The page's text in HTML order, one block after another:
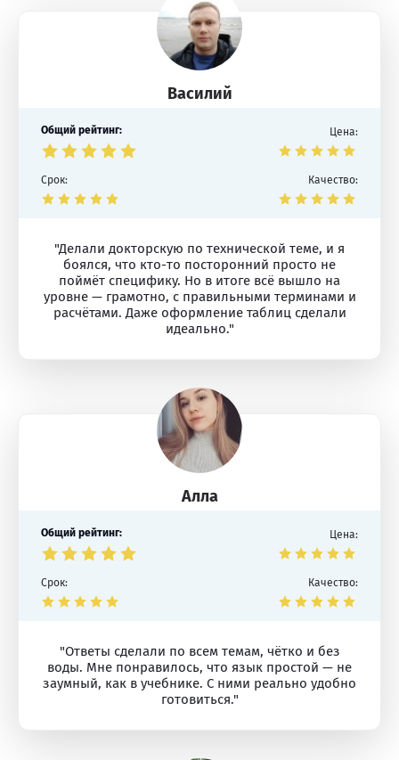
Василий
Общий рейтинг: Цена:
Срок: Качество:
"Делали докторскую по технической теме, и я
боялся, что кто-то посторонний просто не
поймёт специфику. Но в итоге всё вышло на
уровне — грамотно, с правильными терминами и
расчётами. Даже оформление таблиц сделали
идеально."
Алла
Общий рейтинг: Цена:
Срок: Качество:
"Ответы сделали по всем темам, чётко и без
воды. Мне понравилось, что язык простой — не
заумный, как в учебнике. С ними реально удобно
готовиться."